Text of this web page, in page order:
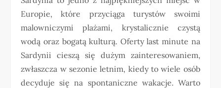
Europie, które przyciąga turystów swoimi
malowniczymi plażami, krystalicznie czystą
wodą oraz bogatą kulturą. Oferty last minute na
Sardynii cieszą się dużym zainteresowaniem,
zwłaszcza w sezonie letnim, kiedy to wiele osób
decyduje się na spontaniczne wakacje. Warto